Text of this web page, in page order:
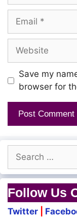
Nee Endhan
Thaedi
Naan Ketta
Nee Vandhaai
Kaalam
Oru vaanam
Iru Vaanam
Mozhi Thungum
Email
Website
Save my
browser for
Search
for:
Follow Us
Twitter